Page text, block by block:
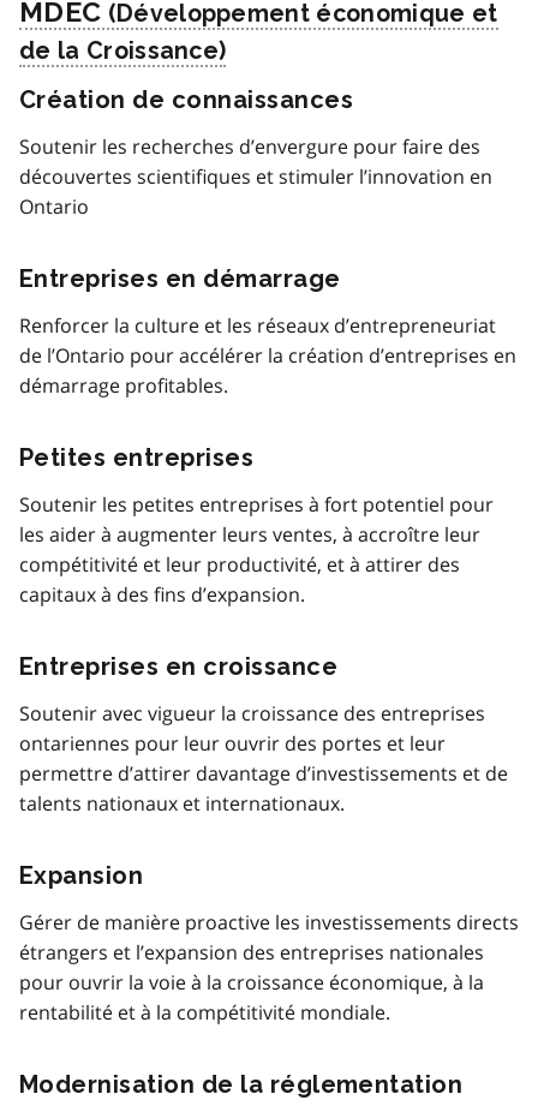
MDEC
Création de connaissances
Soutenir les recherches d’envergure pour faire des
découvertes scientifiques et stimuler l’innovation en
Ontario
Entreprises en démarrage
Renforcer la culture et les réseaux d’entrepreneuriat
de l’Ontario pour accélérer la création d’entreprises en
démarrage profitables.
Petites entreprises
Soutenir les petites entreprises à fort potentiel pour
les aider à augmenter leurs ventes, à accroître leur
compétitivité et leur productivité, et à attirer des
capitaux à des fins d’expansion.
Entreprises en croissance
Soutenir avec vigueur la croissance des entreprises
ontariennes pour leur ouvrir des portes et leur
permettre d’attirer davantage d’investissements et de
talents nationaux et internationaux.
Expansion
Gérer de manière proactive les investissements directs
étrangers et l’expansion des entreprises nationales
pour ouvrir la voie à la croissance économique, à la
rentabilité et à la compétitivité mondiale.
Modernisation de la réglementation